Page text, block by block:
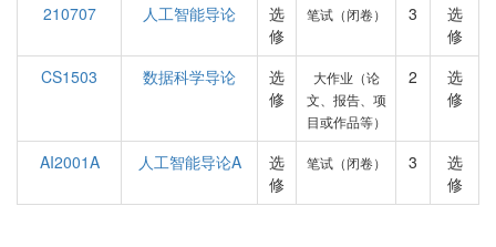
210707
人工智能导论
选
修
笔试（闭卷） 3
选
修
CS1503
数据科学导论
选
修
大作业（论
文、报告、项
目或作品等）
2
选
修
AI2001A 人工智能导论A
选
修
笔试（闭卷） 3
选
修